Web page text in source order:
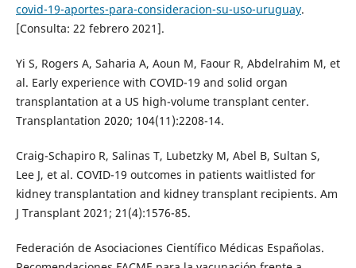
covid-19-aportes-para-consideracion-su-uso-uruguay.
[Consulta: 22 febrero 2021].
Yi S, Rogers A, Saharia A, Aoun M, Faour R, Abdelrahim M, et
al. Early experience with COVID-19 and solid organ
transplantation at a US high-volume transplant center.
Transplantation 2020; 104(11):2208-14.
Craig-Schapiro R, Salinas T, Lubetzky M, Abel B, Sultan S,
Lee J, et al. COVID-19 outcomes in patients waitlisted for
kidney transplantation and kidney transplant recipients. Am
J Transplant 2021; 21(4):1576-85.
Federación de Asociaciones Científico Médicas Españolas.